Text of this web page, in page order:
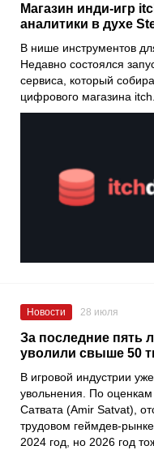
Магазин инди-игр
аналитики в духе
В нише инструментов
Недавно состоялся
сервиса, который
цифрового магазина
Новости 28 июля
За последние пять
уволили свыше 50
В игровой индустрии
увольнения. По
Сатвата (Amir Satvat),
трудовом геймдев-
2024 год, но 2026 год